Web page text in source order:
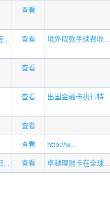
查看
... 查看 境外取款手续费收...
查看
查看 出国金融卡执行特...
查看
查看 http://w...
... 查看 卓越理财卡在全球...